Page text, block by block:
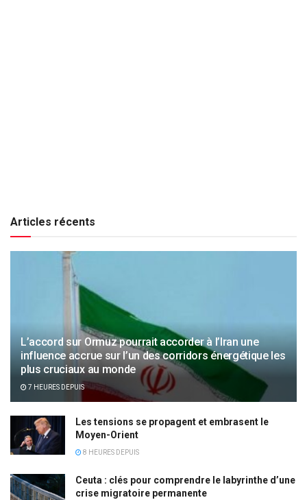
Articles récents
L’accord sur Ormuz pourrait accorder à l’Iran une
influence accrue sur l’un des corridors énergétique les
plus cruciaux au monde
7 HEURES DEPUIS
Les tensions se propagent et embrasent le
Moyen-Orient
8 HEURES DEPUIS
Ceuta : clés pour comprendre le labyrinthe d’une
crise migratoire permanente